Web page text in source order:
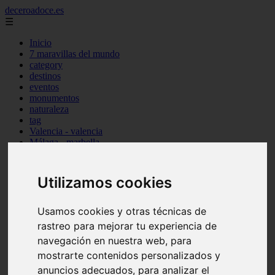
Utilizamos cookies
Usamos cookies y otras técnicas de
rastreo para mejorar tu experiencia de
navegación en nuestra web, para
mostrarte contenidos personalizados y
anuncios adecuados, para analizar el
deceroadoce.es
☰
Inicio
7 maravillas del mundo
category
destinos
eventos
monumentos
naturaleza
tag
Valencia - valencia
Málaga - marbella
Sevilla - bormujos
Santa-cruz-de-tenerife - santiago-del-teide
Murcia - murcia
Alicante - finestrat
Almería - mojácar
Alicante - orihuela